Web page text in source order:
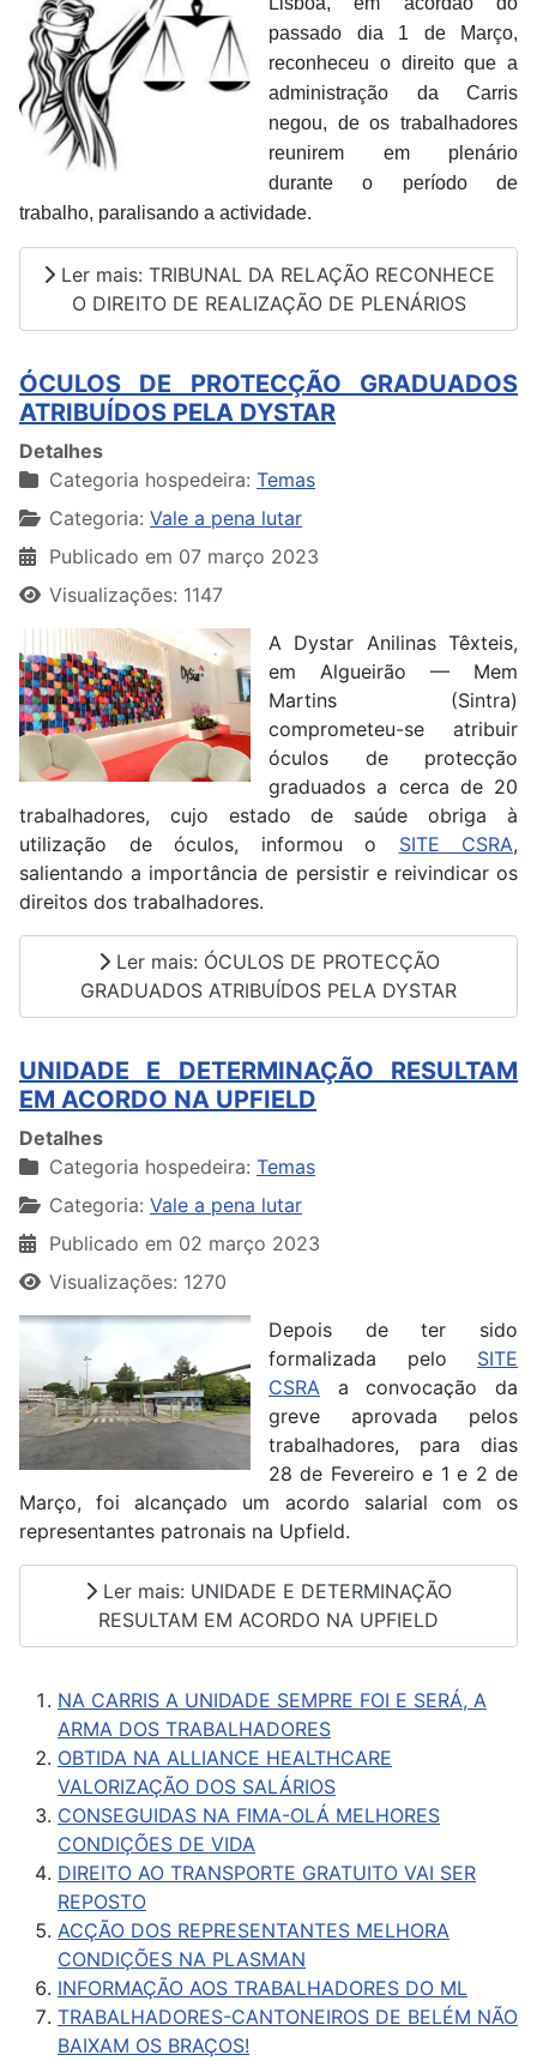
passado dia 1 de Março,
reconheceu o direito que a
administração da Carris
negou, de os trabalhadores
reunirem em plenário
durante o período de
trabalho, paralisando a actividade.
Ler mais: TRIBUNAL DA RELAÇÃO RECONHECE
O DIREITO DE REALIZAÇÃO DE PLENÁRIOS
ÓCULOS DE PROTECÇÃO GRADUADOS
ATRIBUÍDOS PELA DYSTAR
Detalhes
Categoria hospedeira: Temas
Categoria: Vale a pena lutar
Publicado em 07 março 2023
Visualizações: 1147
A Dystar Anilinas Têxteis,
em Algueirão — Mem
Martins (Sintra)
comprometeu-se atribuir
óculos de protecção
graduados a cerca de 20
trabalhadores, cujo estado de saúde obriga à
utilização de óculos, informou o SITE CSRA,
salientando a importância de persistir e reivindicar os
direitos dos trabalhadores.
Ler mais: ÓCULOS DE PROTECÇÃO
GRADUADOS ATRIBUÍDOS PELA DYSTAR
UNIDADE E DETERMINAÇÃO RESULTAM
EM ACORDO NA UPFIELD
Detalhes
Categoria hospedeira: Temas
Categoria: Vale a pena lutar
Publicado em 02 março 2023
Visualizações: 1270
Depois de ter sido
formalizada pelo SITE
CSRA a convocação da
greve aprovada pelos
trabalhadores, para dias
28 de Fevereiro e 1 e 2 de
Março, foi alcançado um acordo salarial com os
representantes patronais na Upfield.
Ler mais: UNIDADE E DETERMINAÇÃO
RESULTAM EM ACORDO NA UPFIELD
NA CARRIS A UNIDADE SEMPRE FOI E SERÁ, A
ARMA DOS TRABALHADORES
OBTIDA NA ALLIANCE HEALTHCARE
VALORIZAÇÃO DOS SALÁRIOS
CONSEGUIDAS NA FIMA-OLÁ MELHORES
CONDIÇÕES DE VIDA
DIREITO AO TRANSPORTE GRATUITO VAI SER
REPOSTO
ACÇÃO DOS REPRESENTANTES MELHORA
CONDIÇÕES NA PLASMAN
INFORMAÇÃO AOS TRABALHADORES DO ML
TRABALHADORES-CANTONEIROS DE BELÉM NÃO
BAIXAM OS BRAÇOS!